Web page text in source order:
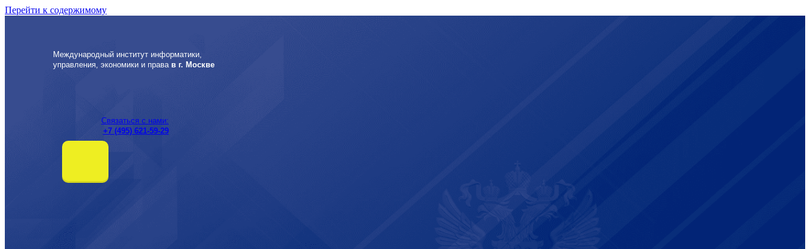
Перейти к содержимому
Международный институт информатики,
управления, экономики и правав г. Москве
Связаться с нами:
+7 (495) 621-59-29